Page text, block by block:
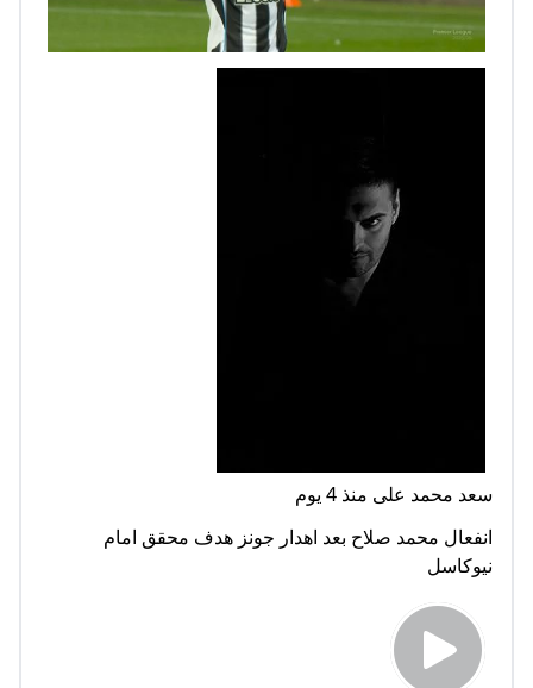
سعد محمد على منذ 4 يوم
انفعال محمد صلاح بعد اهدار جونز هدف محقق امام
نيوكاسل